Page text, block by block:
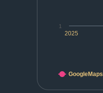
2025
1
GoogleMaps